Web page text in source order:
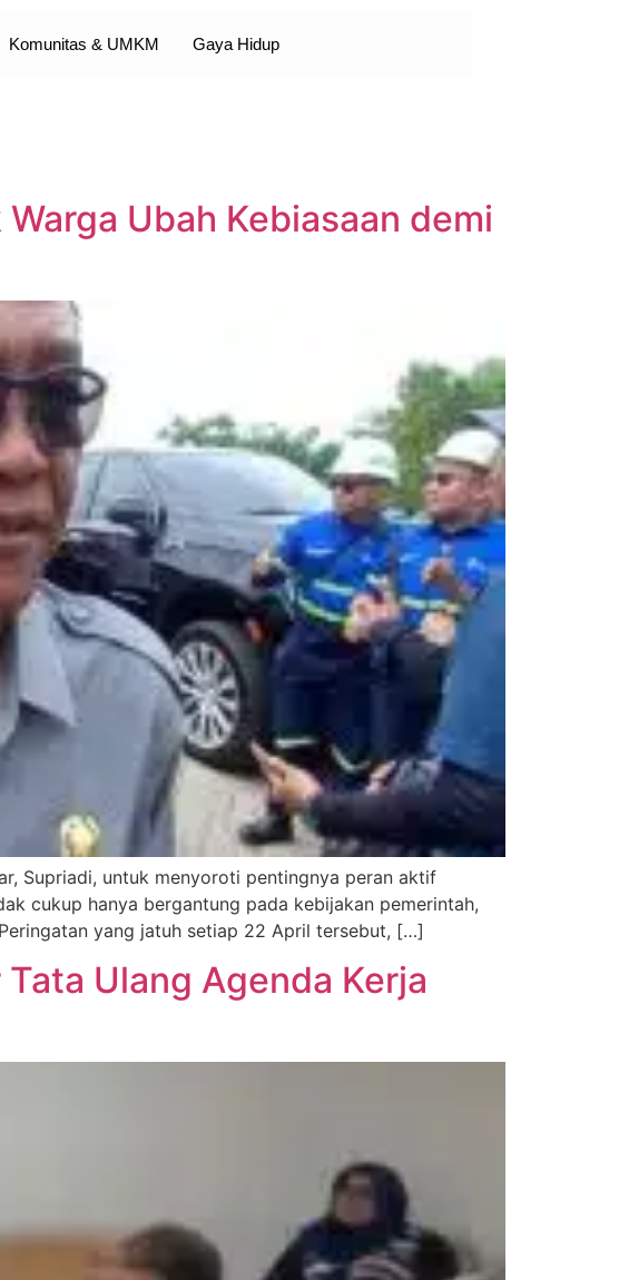
Komunitas & UMKM Gaya Hidup
Ubah Kebiasaan demi
Supriadi, untuk menyoroti pentingnya peran aktif
cukup hanya bergantung pada kebijakan pemerintah,
yang jatuh setiap 22 April tersebut, […]
Ulang Agenda Kerja